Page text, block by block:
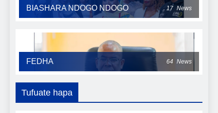
BIASHARA NDOGO NDOGO 17 News
FEDHA 64 News
Tufuate hapa